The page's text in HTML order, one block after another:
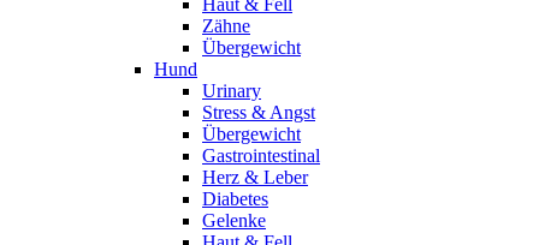
Haut & Fell
Zähne
Übergewicht
Hund
Urinary
Stress & Angst
Übergewicht
Gastrointestinal
Herz & Leber
Diabetes
Gelenke